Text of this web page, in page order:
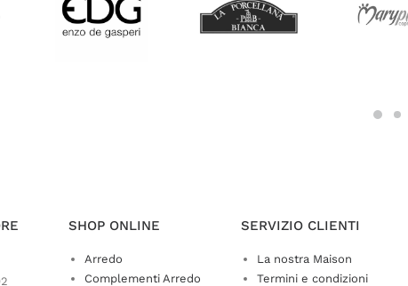
SHOP ONLINE
Arredo
Complementi Arredo
SERVIZIO CLIENTI
La nostra Maison
Termini e condizioni